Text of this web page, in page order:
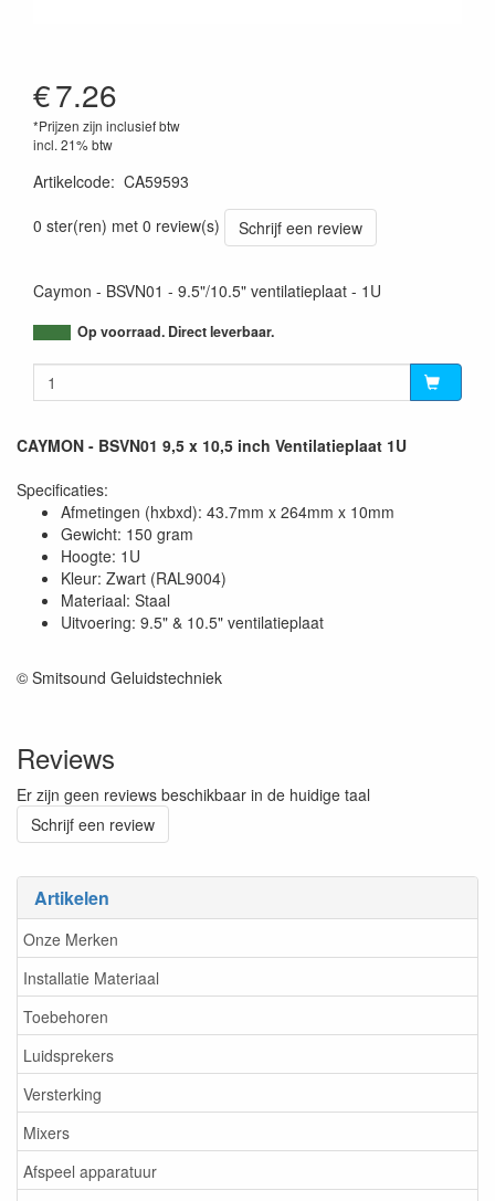
Artikelen
Onze Merken
Installatie Materiaal
Toebehoren
Luidsprekers
Versterking
Mixers
Afspeel apparatuur
€7.26
*Prijzen zijn inclusief btw
incl. 21% btw
Artikelcode: CA59593
0 ster(ren) met 0 review(s)
Schrijf een review
Caymon - BSVN01 - 9.5"/10.5" ventilatieplaat - 1U
Op voorraad. Direct leverbaar.
CAYMON - BSVN01 9,5 x 10,5 inch Ventilatieplaat 1U
Specificaties:
Afmetingen (hxbxd): 43.7mm x 264mm x 10mm
Gewicht: 150 gram
Hoogte: 1U
Kleur: Zwart (RAL9004)
Materiaal: Staal
Uitvoering: 9.5" & 10.5" ventilatieplaat
© Smitsound Geluidstechniek
Reviews
Er zijn geen reviews beschikbaar in de huidige taal
Schrijf een review